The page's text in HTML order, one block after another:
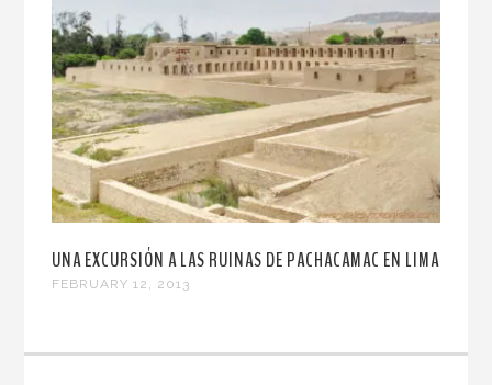
UNA EXCURSIÓN A LAS RUINAS DE PACHACAMAC EN LIMA
FEBRUARY 12, 2013